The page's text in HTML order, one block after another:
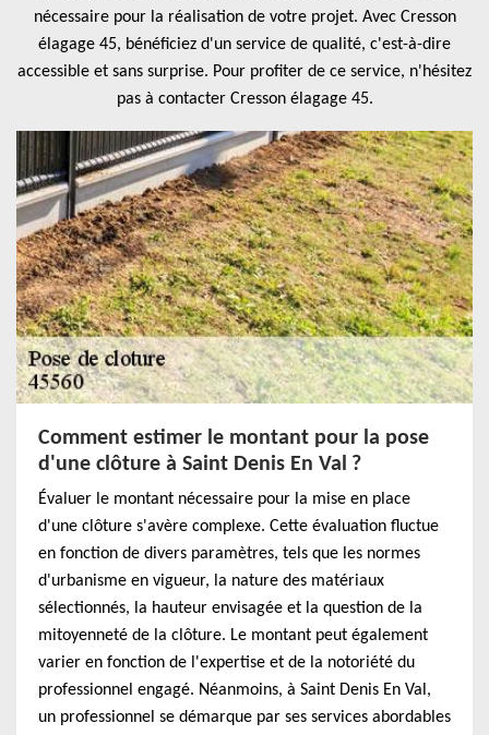
nécessaire pour la réalisation de votre projet. Avec Cresson
élagage 45, bénéficiez d'un service de qualité, c'est-à-dire
accessible et sans surprise. Pour profiter de ce service, n'hésitez
pas à contacter Cresson élagage 45.
Comment estimer le montant pour la pose
d'une clôture à Saint Denis En Val ?
Évaluer le montant nécessaire pour la mise en place
d'une clôture s'avère complexe. Cette évaluation fluctue
en fonction de divers paramètres, tels que les normes
d'urbanisme en vigueur, la nature des matériaux
sélectionnés, la hauteur envisagée et la question de la
mitoyenneté de la clôture. Le montant peut également
varier en fonction de l'expertise et de la notoriété du
professionnel engagé. Néanmoins, à Saint Denis En Val,
un professionnel se démarque par ses services abordables